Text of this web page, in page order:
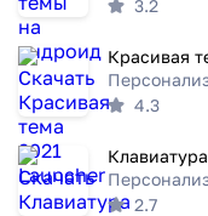
3.2
4.3
2.7